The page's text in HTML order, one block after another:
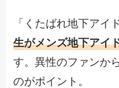
「くたばれ地下アイ
生がメンズ地下アイ
す。異性のファンか
のがポイント。